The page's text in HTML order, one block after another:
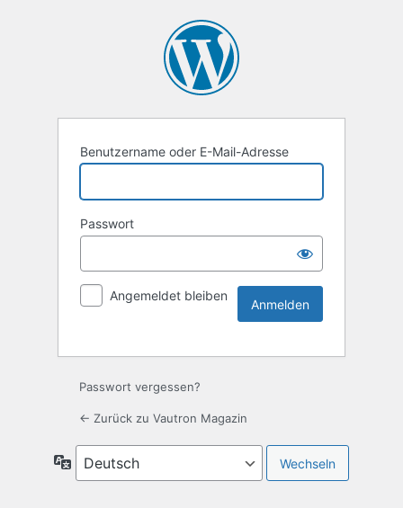
Benutzername oder E-Mail-Adresse
Passwort
Angemeldet bleiben
Passwort vergessen?
← Zurück zu Vautron Magazin
Sprache